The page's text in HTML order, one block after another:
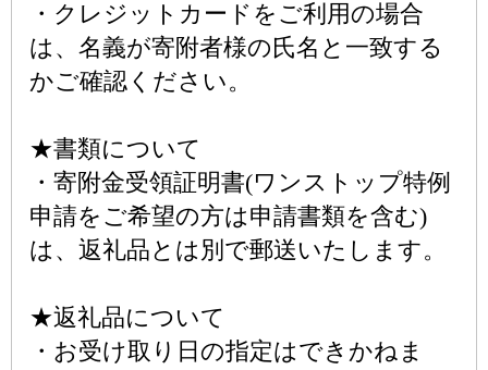
・クレジットカードをご利用の場合
は、名義が寄附者様の氏名と一致する
かご確認ください。
★書類について
・寄附金受領証明書(ワンストップ特例
申請をご希望の方は申請書類を含む)
は、返礼品とは別で郵送いたします。
★返礼品について
・お受け取り日の指定はできかねま